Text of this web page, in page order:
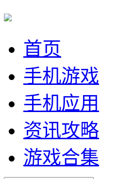
首页
手机游戏
手机应用
资讯攻略
游戏合集